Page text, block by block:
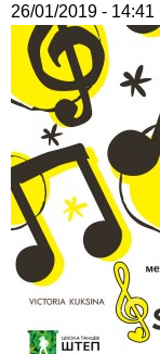
26/01/2019 - 14:41